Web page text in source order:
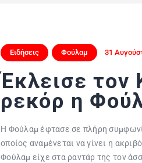
Ειδήσεις Φούλαμ 31
Έκλεισε τον
ρεκόρ η
Η Φούλαμ έφτασε σε πλήρη
οποίος αναμένεται να γίνει η
Φούλαμ είχε στα ραντάρ της τον